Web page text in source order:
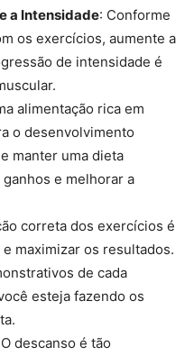
a Intensidade: Conforme
os exercícios, aumente a
de intensidade é
alimentação rica em
o desenvolvimento
manter uma dieta
e melhorar a
correta dos exercícios é
maximizar os resultados.
de cada
esteja fazendo os
descanso é tão